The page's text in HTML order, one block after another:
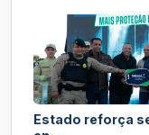
Estado reforça